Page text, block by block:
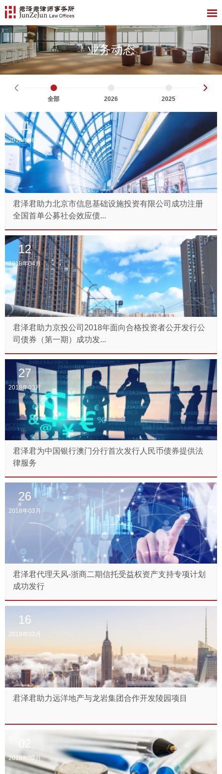
业务动态
全部 2026 2025
11
2018年06月
君泽君助力北京市信息基础设施投资有限公司成功注册
全国首单公募社会效应债...
12
2018年04月
君泽君助力京投公司2018年面向合格投资者公开发行公
司债券（第一期）成功发...
27
2018年03月
君泽君为中国银行澳门分行首次发行人民币债券提供法
律服务
26
2018年03月
君泽君代理天风-浙商二期信托受益权资产支持专项计划
成功发行
16
2018年03月
君泽君助力远洋地产与龙岩集团合作开发陵园项目
2018年02月